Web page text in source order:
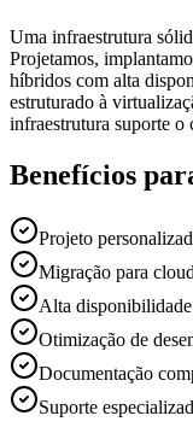
Uma infraestrutura
Projetamos,
híbridos com alta
estruturado à
infraestrutura suporte o
Benefícios
Projeto
Migração para
Alta
Otimização de
Documentação
Suporte